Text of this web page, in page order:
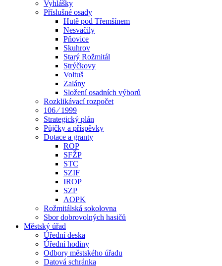
Vyhlášky
Příslušné osady
Hutě pod Třemšínem
Nesvačily
Pňovice
Skuhrov
Starý Rožmitál
Strýčkovy
Voltuš
Zalány
Složení osadních výborů
Rozklikávací rozpočet
106 ⁄ 1999
Strategický plán
Půjčky a příspěvky
Dotace a granty
ROP
SFŽP
STC
SZIF
IROP
SZP
AOPK
Rožmitálská sokolovna
Sbor dobrovolných hasičů
Městský úřad
Úřední deska
Úřední hodiny
Odbory městského úřadu
Datová schránka